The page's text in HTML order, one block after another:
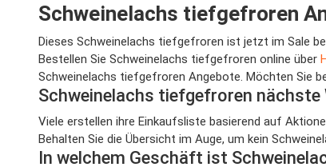
Schweinelachs tiefgefroren
Dieses Schweinelachs tiefgefroren ist jetzt im Sale
Bestellen Sie Schweinelachs tiefgefroren online über
Schweinelachs tiefgefroren Angebote. Möchten Sie
Schweinelachs tiefgefroren nächste
Viele erstellen ihre Einkaufsliste basierend auf
Behalten Sie die Übersicht im Auge, um kein
In welchem Geschäft ist